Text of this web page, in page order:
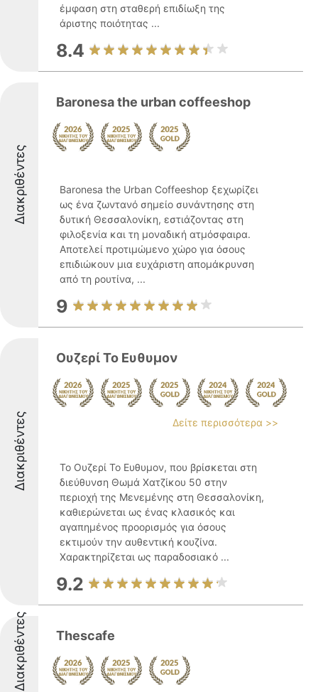
έμφαση στη σταθερή επιδίωξη της
άριστης ποιότητας ...
8.4
Διακριθέντες
Baronesa the urban coffeeshop
Baronesa the Urban Coffeeshop ξεχωρίζει
ως ένα ζωντανό σημείο συνάντησης στη
δυτική Θεσσαλονίκη, εστιάζοντας στη
φιλοξενία και τη μοναδική ατμόσφαιρα.
Αποτελεί προτιμώμενο χώρο για όσους
επιδιώκουν μια ευχάριστη απομάκρυνση
από τη ρουτίνα, ...
9
Διακριθέντες
Ουζερί Το Ευθυμον
Δείτε περισσότερα >>
Το Ουζερί Το Ευθυμον, που βρίσκεται στη
διεύθυνση Θωμά Χατζίκου 50 στην
περιοχή της Μενεμένης στη Θεσσαλονίκη,
καθιερώνεται ως ένας κλασικός και
αγαπημένος προορισμός για όσους
εκτιμούν την αυθεντική κουζίνα.
Χαρακτηρίζεται ως παραδοσιακό ...
9.2
Διακριθέντες Thescafe